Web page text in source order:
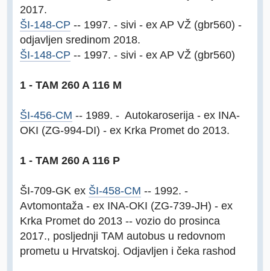
2017.
ŠI-148-CP -- 1997. - sivi - ex AP VŽ (gbr560) -
odjavljen sredinom 2018.
ŠI-148-CP -- 1997. - sivi - ex AP VŽ (gbr560)
1 - TAM 260 A 116 M
ŠI-456-CM -- 1989. - Autokaroserija - ex INA-
OKI (ZG-994-DI) - ex Krka Promet do 2013.
1 - TAM 260 A 116 P
ŠI-709-GK ex ŠI-458-CM -- 1992. -
Avtomontaža - ex INA-OKI (ZG-739-JH) - ex
Krka Promet do 2013 -- vozio do prosinca
2017., posljednji TAM autobus u redovnom
prometu u Hrvatskoj. Odjavljen i čeka rashod